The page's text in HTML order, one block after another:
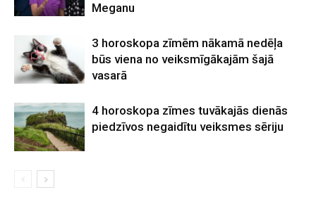
Meganu
3 horoskopa zīmēm nākamā nedēļa
būs viena no veiksmīgākajām šajā
vasarā
4 horoskopa zīmes tuvākajās dienās
piedzīvos negaidītu veiksmes sēriju